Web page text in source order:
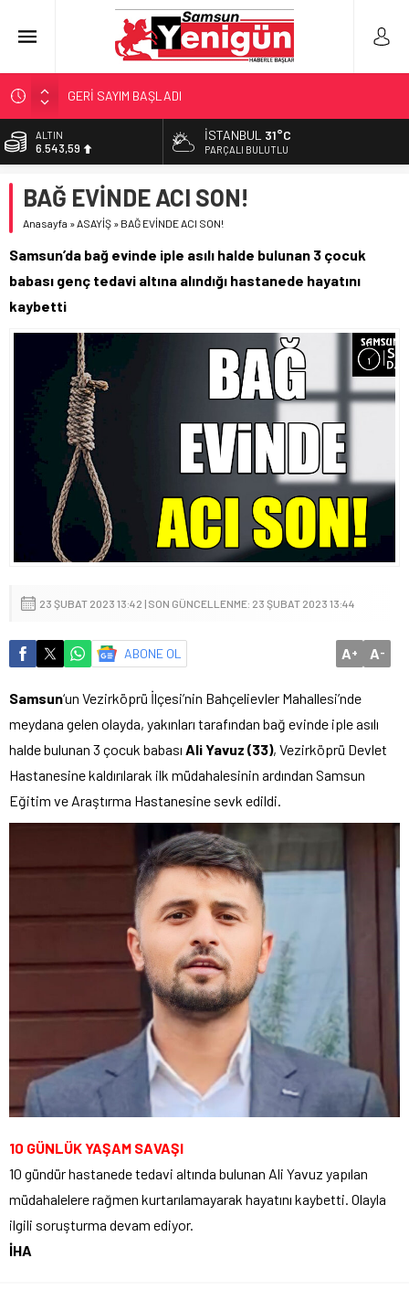
GERİ SAYIM BAŞLADI
SAMSUNSPOR’DA HEDEF 5’İNCİLİK!
‘BAFRA’YA YATIRIM YAPIN!’
YÖNETİCİ SEÇERKEN YAPILAN EN BÜYÜK HATALAR
ALTIN
6.543,59
13.798,82
DOLAR
55,0063
İSTANBUL 31°C
PARÇALI BULUTLU
BAĞ EVİNDE ACI SON!
Anasayfa »ASAYİŞ » BAĞ EVİNDE ACI SON!
Samsun’da bağ evinde iple asılı halde bulunan 3 çocuk
babası genç tedavi altına alındığı hastanede hayatını
kaybetti
23 ŞUBAT 2023 13:42 | SON GÜNCELLENME: 23 ŞUBAT 2023 13:44
ABONE OL A+ A-
Samsun‘un Vezirköprü İlçesi’nin Bahçelievler Mahallesi’nde
meydana gelen olayda, yakınları tarafından bağ evinde iple asılı
halde bulunan 3 çocuk babası Ali Yavuz (33), Vezirköprü Devlet
Hastanesine kaldırılarak ilk müdahalesinin ardından Samsun
Eğitim ve Araştırma Hastanesine sevk edildi.
10 GÜNLÜK YAŞAM SAVAŞI
10 gündür hastanede tedavi altında bulunan Ali Yavuz yapılan
müdahalelere rağmen kurtarılamayarak hayatını kaybetti. Olayla
ilgili soruşturma devam ediyor.
İHA